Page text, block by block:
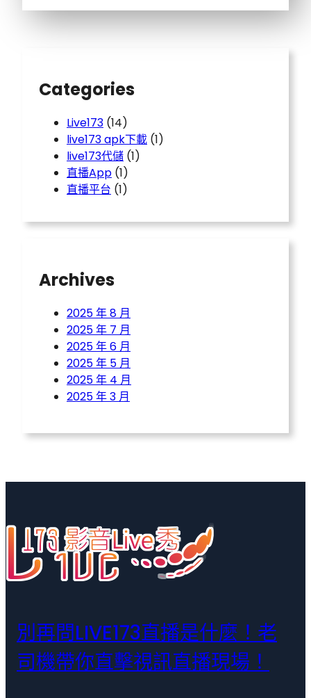
Categories
Live173 (14)
live173 apk下載 (1)
live173代儲 (1)
直播App (1)
直播平台 (1)
Archives
2025 年 8 月
2025 年 7 月
2025 年 6 月
2025 年 5 月
2025 年 4 月
2025 年 3 月
別再問LIVE173直播是什麼！老
司機帶你直擊視訊直播現場！